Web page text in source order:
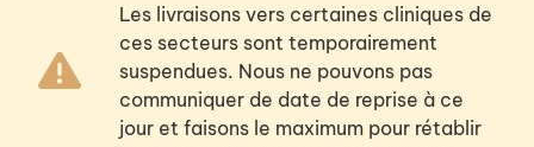
Les livraisons vers certaines cliniques de
ces secteurs sont temporairement
suspendues. Nous ne pouvons pas
communiquer de date de reprise à ce
jour et faisons le maximum pour rétablir